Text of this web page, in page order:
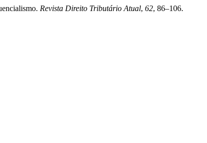
Revista Direito Tributário Atual, 62, 86–106.